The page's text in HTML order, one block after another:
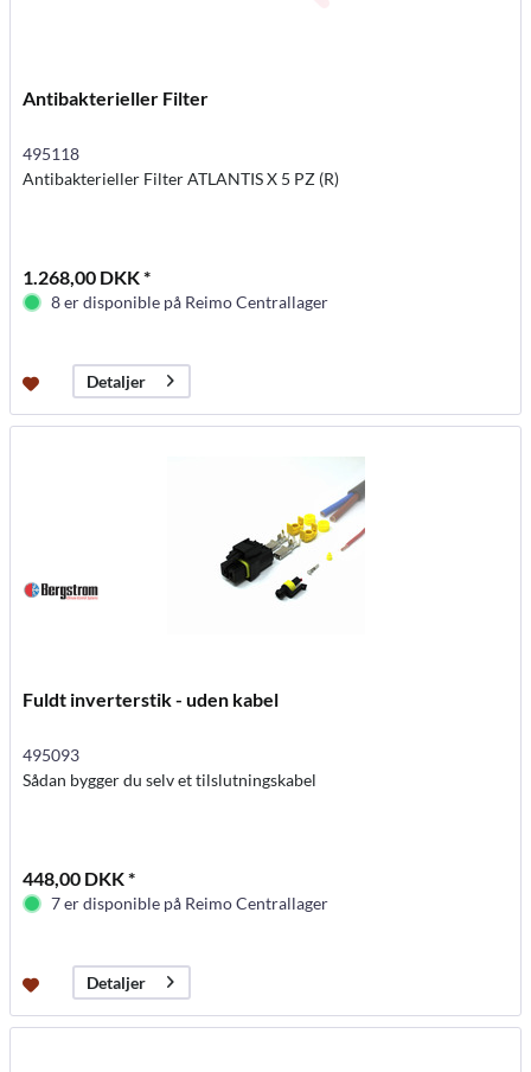
Antibakterieller Filter
495118
Antibakterieller Filter ATLANTIS X 5 PZ (R)
1.268,00 DKK *
8 er disponible på Reimo Centrallager
Detaljer
Fuldt inverterstik - uden kabel
495093
Sådan bygger du selv et tilslutningskabel
448,00 DKK *
7 er disponible på Reimo Centrallager
Detaljer